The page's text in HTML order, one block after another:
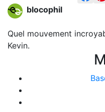
blocophil
Quel mouvement
Kevin.